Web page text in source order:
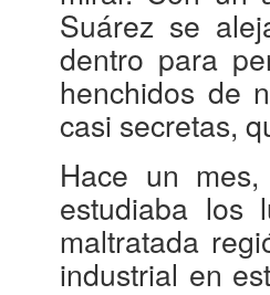
Suárez se
dentro para
henchidos de
casi secretas,
Hace un
estudiaba los
maltratada
industrial en